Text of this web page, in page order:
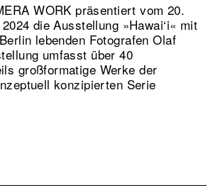
WORK präsentiert vom 20.
die Ausstellung »Hawai‘i« mit
lebenden Fotografen Olaf
umfasst über 40
großformatige Werke der
konzipierten Serie